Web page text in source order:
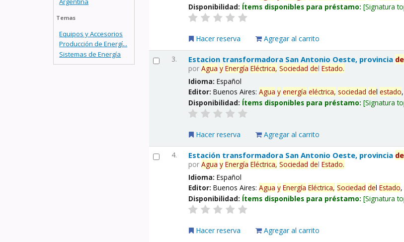
Temas
Equipos y Accesorios
Producción de Energí...
Sistemas de Energía
Disponibilidad: Ítems disponibles para préstamo: Signatura
Hacer reserva Agregar al carrito
3. Estacion transformadora San Antonio Oeste, provincia de
porAgua y Energía Eléctrica, Sociedad delEstado.
Idioma:Español
Editor:Buenos Aires:Agua y energía eléctrica, sociedad delestado
Disponibilidad: Ítems disponibles para préstamo: Signatura
Hacer reserva Agregar al carrito
4. Estación transformadora San Antonio Oeste, provincia de
porAgua y Energía Eléctrica, Sociedad delEstado.
Idioma:Español
Editor:Buenos Aires:Agua y Energía Eléctrica, Sociedad delEstado
Disponibilidad: Ítems disponibles para préstamo: Signatura
Hacer reserva Agregar al carrito